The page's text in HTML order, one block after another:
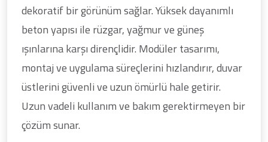
dekoratif bir görünüm sağlar. Yüksek dayanımlı
beton yapısı ile rüzgar, yağmur ve güneş
ışınlarına karşı dirençlidir. Modüler tasarımı,
montaj ve uygulama süreçlerini hızlandırır, duvar
üstlerini güvenli ve uzun ömürlü hale getirir.
Uzun vadeli kullanım ve bakım gerektirmeyen bir
çözüm sunar.